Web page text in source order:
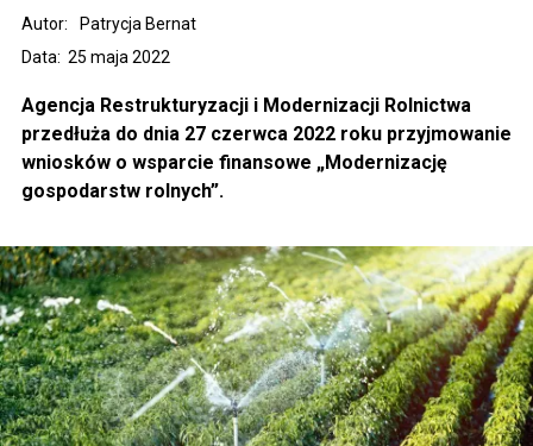
Data: 25 maja 2022
Autor: Patrycja Bernat
Agencja Restrukturyzacji i Modernizacji Rolnictwa
przedłuża do dnia 27 czerwca 2022 roku przyjmowanie
wniosków o wsparcie finansowe „Modernizację
gospodarstw rolnych”.